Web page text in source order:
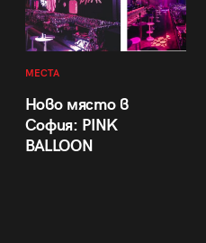
МЕСТА
Ново място в
София: PINK
BALLOON